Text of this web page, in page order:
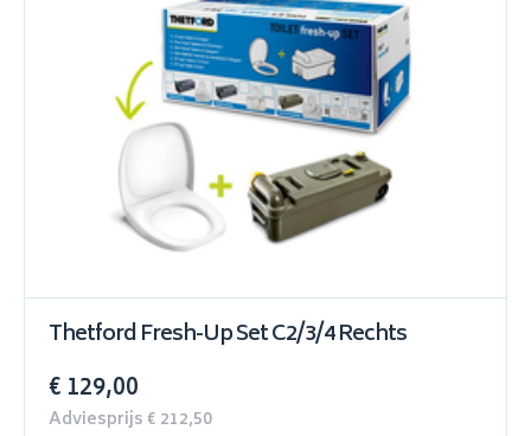
Thetford Fresh-Up Set C2/3/4 Rechts
€ 129,00
Adviesprijs € 212,50